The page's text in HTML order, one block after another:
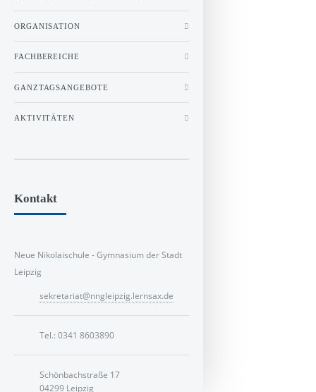
ORGANISATION
FACHBEREICHE
GANZTAGSANGEBOTE
AKTIVITÄTEN
Kontakt
Neue Nikolaischule - Gymnasium der Stadt
Leipzig
sekretariat@nngleipzig.lernsax.de
Tel.: 0341 8603890
Schönbachstraße 17
04299 Leipzig